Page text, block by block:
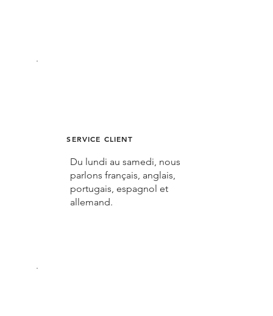
SERVICE CLIENT
Du lundi au samedi, nous
parlons français, anglais,
portugais, espagnol et
allemand.